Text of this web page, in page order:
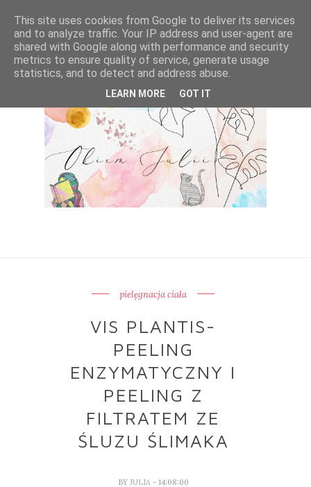
pielęgnacja ciała
VIS PLANTIS-
PEELING
ENZYMATYCZNY I
PEELING Z
FILTRATEM ZE
ŚLUZU ŚLIMAKA
BY JULIA - 14:08:00
This site uses cookies from Google to deliver its services
and to analyze traffic. Your IP address and user-agent are
shared with Google along with performance and security
metrics to ensure quality of service, generate usage
statistics, and to detect and address abuse.
LEARN MORE GOT IT